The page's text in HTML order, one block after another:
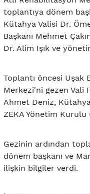
toplantıya dönem
Kütahya Valisi Dr.
Başkanı Mehmet
Dr. Alim Işık ve
Toplantı öncesi Uşak
Merkezi'ni gezen Vali
Ahmet Deniz,
ZEKA Yönetim Kurulu
Gezinin ardından
dönem başkanı ve
ilişkin bilgiler verdi.